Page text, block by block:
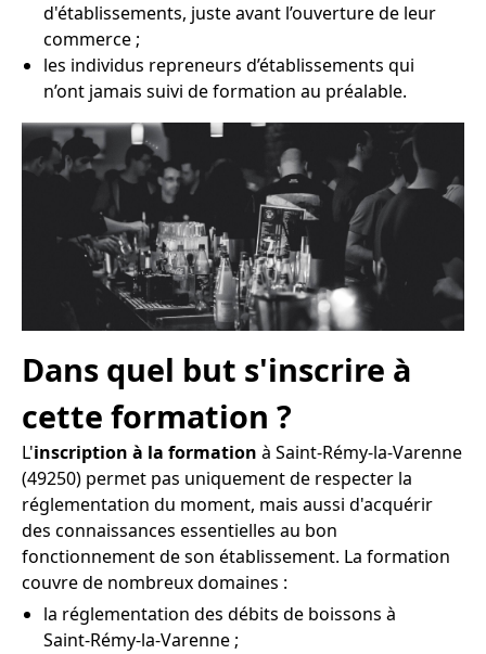
d'établissements, juste avant l’ouverture de leur
commerce ;
les individus repreneurs d’établissements qui
n’ont jamais suivi de formation au préalable.
Dans quel but s'inscrire à
cette formation ?
L'inscription à la formation à Saint-Rémy-la-Varenne
(49250) permet pas uniquement de respecter la
réglementation du moment, mais aussi d'acquérir
des connaissances essentielles au bon
fonctionnement de son établissement. La formation
couvre de nombreux domaines :
la réglementation des débits de boissons à
Saint-Rémy-la-Varenne ;